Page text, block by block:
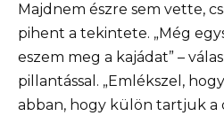
Majdnem észre sem vette,
pihent a tekintete. „Még
eszem meg a kajádat” –
pillantással. „Emlékszel,
abban, hogy külön tartjuk a